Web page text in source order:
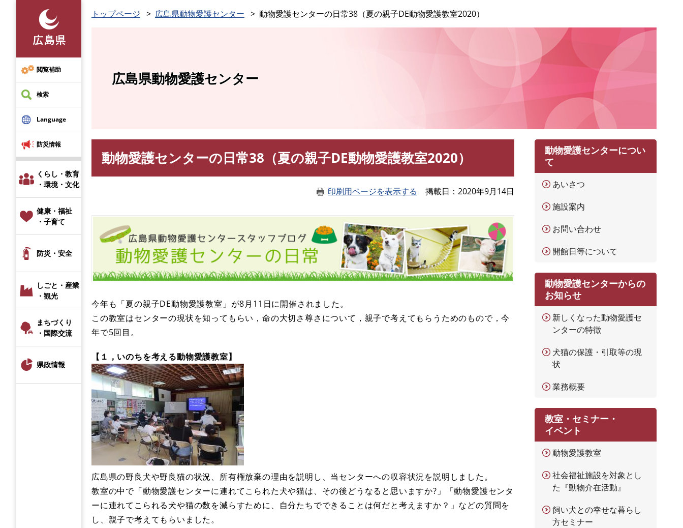
先
頭
で
す
閲覧補助
検索
Language
防災情報
くらし・教育
・環境・文化
健康・福祉
・子育て
防災・安全
しごと・産業
・観光
まちづくり
・国際交流
県政情報
トップページ 広島県動物愛護センター 動物愛護センターの日常38（夏の親子DE動物愛護教室2020）
広島県動物愛護センター
動物愛護センターの日常38（夏の親子DE動物愛護教室2020）
印刷用ページを表示する 掲載日 2020年9月14日
今年も「夏の親子DE動物愛護教室」が8月11日に開催されました。
この教室はセンターの現状を知ってもらい，命の大切さ尊さについて，親子で考えてもらうためのもので，今
年で5回目。
【１，いのちを考える動物愛護教室】
広島県の野良犬や野良猫の状況、所有権放棄の理由を説明し、当センターへの収容状況を説明しました。
教室の中で「動物愛護センターに連れてこられた犬や猫は、その後どうなると思いますか?」「動物愛護センタ
ーに連れてこられる犬や猫の数を減らすために、自分たちでできることは何だと考えますか？」などの質問を
し、親子で考えてもらいました。
動物愛護センターについ
て
あいさつ
施設案内
お問い合わせ
開館日等について
動物愛護センターからの
お知らせ
新しくなった動物愛護セ
ンターの特徴
犬猫の保護・引取等の現
状
業務概要
教室・セミナー・
イベント
動物愛護教室
社会福祉施設を対象とし
た『動物介在活動』
飼い犬との幸せな暮らし
方セミナー